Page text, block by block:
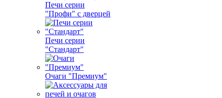
Печи серии
"Профи" с дверцей
Печи серии
"Стандарт"
Очаги "Премиум"